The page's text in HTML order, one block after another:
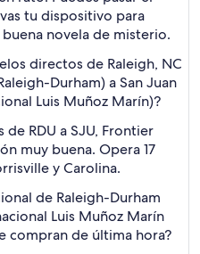
tu dispositivo para
novela de misterio.
directos de Raleigh, NC
Durham) a San Juan
Luis Muñoz Marín)?
de RDU a SJU, Frontier
muy buena. Opera 17
y Carolina.
de Raleigh-Durham
Luis Muñoz Marín
compran de última hora?